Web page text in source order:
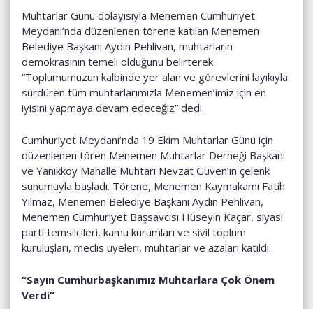
Muhtarlar Günü dolayısıyla Menemen Cumhuriyet
Meydanı’nda düzenlenen törene katılan Menemen
Belediye Başkanı Aydın Pehlivan, muhtarların
demokrasinin temeli olduğunu belirterek
“Toplumumuzun kalbinde yer alan ve görevlerini layıkıyla
sürdüren tüm muhtarlarımızla Menemen’imiz için en
iyisini yapmaya devam edeceğiz” dedi.
Cumhuriyet Meydanı’nda 19 Ekim Muhtarlar Günü için
düzenlenen tören Menemen Muhtarlar Derneği Başkanı
ve Yanıkköy Mahalle Muhtarı Nevzat Güven’in çelenk
sunumuyla başladı. Törene, Menemen Kaymakamı Fatih
Yılmaz, Menemen Belediye Başkanı Aydın Pehlivan,
Menemen Cumhuriyet Başsavcısı Hüseyin Kaçar, siyasi
parti temsilcileri, kamu kurumları ve sivil toplum
kuruluşları, meclis üyeleri, muhtarlar ve azaları katıldı.
“Sayın Cumhurbaşkanımız Muhtarlara Çok Önem
Verdi”